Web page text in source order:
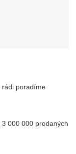
rádi poradíme
000 000 prodaných